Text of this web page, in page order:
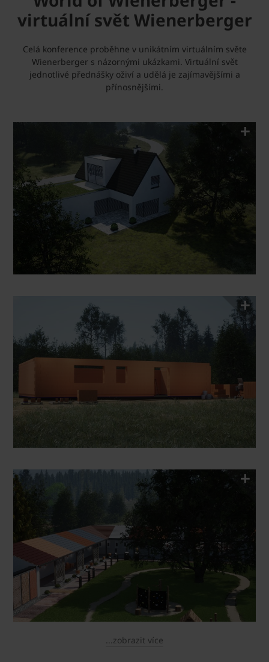
virtuální svět Wienerberger
Celá konference proběhne v unikátním virtuálním světe
Wienerberger s názornými ukázkami. Virtuální svět
jednotlivé přednášky oživí a udělá je zajímavějšími a
přínosnějšími.
...zobrazit více